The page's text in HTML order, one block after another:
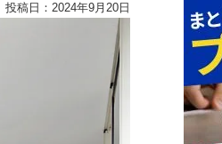
投稿日：2024年9月20日